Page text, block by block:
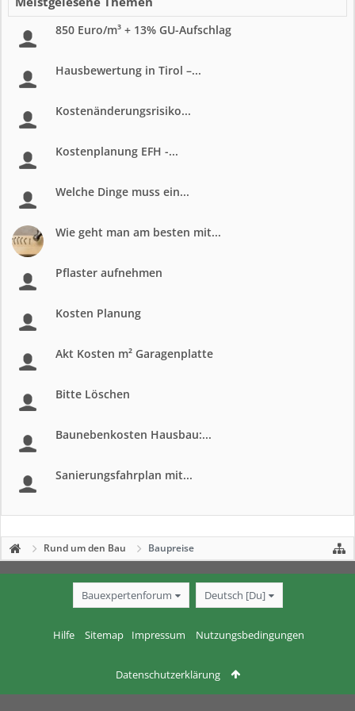
850 Euro/m³ + 13% GU-Aufschlag
Hausbewertung in Tirol –...
Kostenänderungsrisiko...
Kostenplanung EFH -...
Welche Dinge muss ein...
Wie geht man am besten mit...
Pflaster aufnehmen
Kosten Planung
Akt Kosten m² Garagenplatte
Bitte Löschen
Baunebenkosten Hausbau:...
Sanierungsfahrplan mit...
Rund um den Bau Baupreise
Bauexpertenforum Deutsch [Du]
Hilfe Sitemap Impressum Nutzungsbedingungen
Datenschutzerklärung